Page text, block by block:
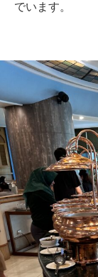
でいます。